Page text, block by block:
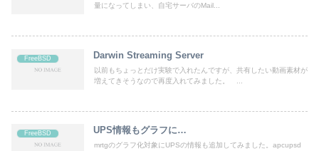
量になってしまい、自宅サーバのMail...
FreeBSD Darwin Streaming Server
以前もちょっとだけ実験で入れたんですが、共有したい動画素材が
増えてきそうなので再度入れてみました。 ...
FreeBSD UPS情報もグラフに…
mrtgのグラフ化対象にUPSの情報も追加してみました。apcupsd